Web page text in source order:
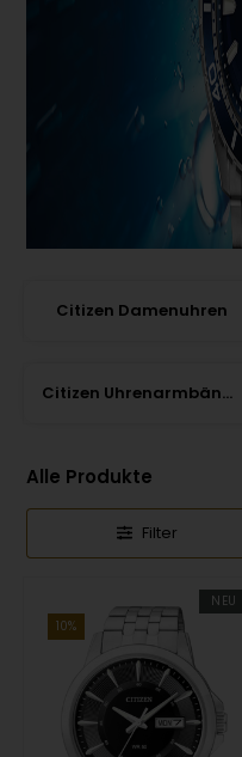
Citizen Damenuhren
Citizen Uhrenarmbänder
Alle Produkte
Filter
NEU
10%